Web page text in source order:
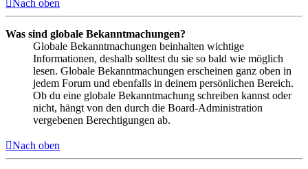
Nach oben
Was sind globale Bekanntmachungen?
Globale Bekanntmachungen beinhalten wichtige
Informationen, deshalb solltest du sie so bald wie möglich
lesen. Globale Bekanntmachungen erscheinen ganz oben in
jedem Forum und ebenfalls in deinem persönlichen Bereich.
Ob du eine globale Bekanntmachung schreiben kannst oder
nicht, hängt von den durch die Board-Administration
vergebenen Berechtigungen ab.
Nach oben